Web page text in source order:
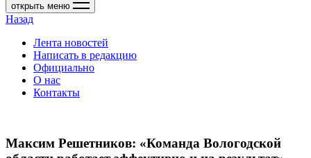
открыть меню
Назад
Лента новостей
Написать в редакцию
Официально
О нас
Контакты
Максим Решетников: «Команда Вологодской